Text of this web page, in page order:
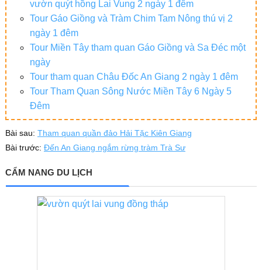
vườn quýt hồng Lai Vung 2 ngày 1 đêm
Tour Gáo Giồng và Tràm Chim Tam Nông thú vị 2
ngày 1 đêm
Tour Miền Tây tham quan Gáo Giồng và Sa Đéc một
ngày
Tour tham quan Châu Đốc An Giang 2 ngày 1 đêm
Tour Tham Quan Sông Nước Miền Tây 6 Ngày 5
Đêm
Bài sau: Tham quan quần đảo Hải Tặc Kiên Giang
Bài trước: Đến An Giang ngắm rừng tràm Trà Sư
CẨM NANG DU LỊCH